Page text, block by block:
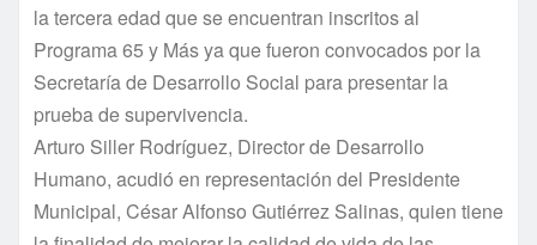
la tercera edad que se encuentran inscritos al
Programa 65 y Más ya que fueron convocados por la
Secretarí­a de Desarrollo Social para presentar la
prueba de supervivencia.
Arturo Siller Rodrí­guez, Director de Desarrollo
Humano, acudió en representación del Presidente
Municipal, César Alfonso Gutiérrez Salinas, quien tiene